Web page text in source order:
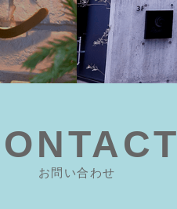
お問い合わせ